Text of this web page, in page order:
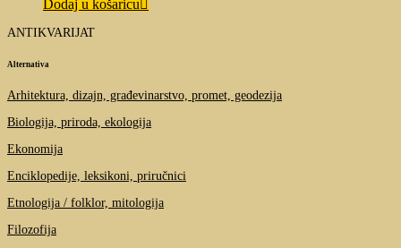
Dodaj u košaricu
ANTIKVARIJAT
Alternativa
Arhitektura, dizajn, građevinarstvo, promet, geodezija
Biologija, priroda, ekologija
Ekonomija
Enciklopedije, leksikoni, priručnici
Etnologija / folklor, mitologija
Filozofija